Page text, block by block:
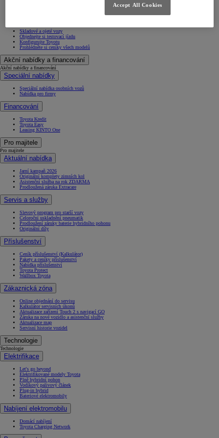
Skladové a ojeté vozy
Objednejte si testovací jízdu
Konfigurujte Toyotu
Prohlédněte si ceníky všech modelů
Akční nabídky a financování
Akční nabídky a financování
Speciální nabídky
Speciální nabídka osobních vozů
Nabídka pro firmy
Financování
Toyota Kredit
Toyota Easy
Leasing KINTO One
Pro majitele
Pro majitele
Aktuální nabídka
Jarní kampaň 2026
Originální komplety zimních kol
Asistenční služba na rok ZDARMA
Prodloužená záruka Extracare
Servis a služby
Slevový program pro starší vozy
Celoroční uskladnění pneumatik
Prodloužení záruky baterie hybridního pohonu
Originální díly
Příslušenství
Ceník příslušenství (Kalkulátor)
Pakety a ceníky příslušenství
Nabídka příslušenství
Toyota Protect
Wallbox Toyota
Zákaznická zóna
Online objednání do servisu
Kalkulátor servisních úkonů
Aktualizace zařízení Touch 2 s navigací GO
Záruka na nové vozidlo a asistenční služby
Aktualizace map
Servisní historie vozidel
Technologie
Technologie
Elektrifikace
Let's go beyond
Elektrifikované modely Toyota
Plně hybridní pohon
Vodíkový palivový článek
Plug-in hybrid
Bateriové elektromobily
Nabíjení elektromobilu
Domácí nabíjení
Toyota Charging Network
Accept All Cookies